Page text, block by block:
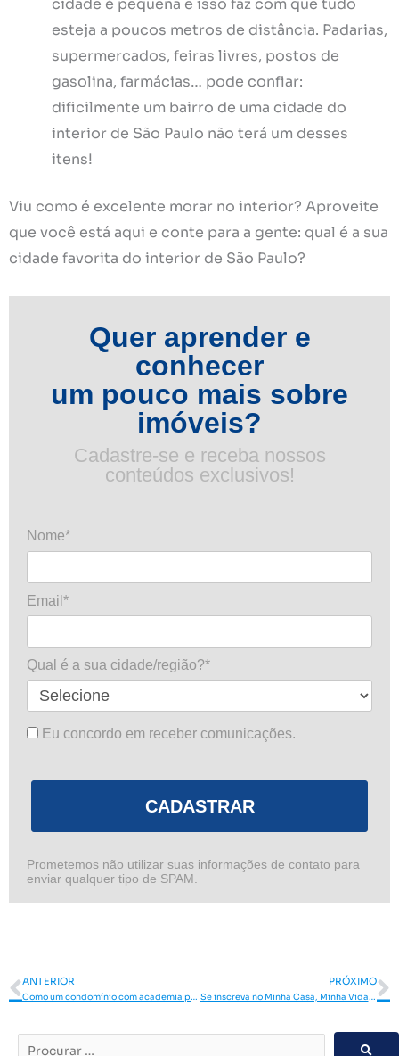
cidade é pequena e isso faz com que tudo
esteja a poucos metros de distância. Padarias,
supermercados, feiras livres, postos de
gasolina, farmácias… pode confiar:
dificilmente um bairro de uma cidade do
interior de São Paulo não terá um desses
itens!
Viu como é excelente morar no interior? Aproveite
que você está aqui e conte para a gente: qual é a sua
cidade favorita do interior de São Paulo?
Quer aprender e
conhecer
um pouco mais sobre
imóveis?
Cadastre-se e receba nossos
conteúdos exclusivos!
Nome*
Email*
Qual é a sua cidade/região?*
Eu concordo em receber comunicações.
CADASTRAR
Prometemos não utilizar suas informações de contato para
enviar qualquer tipo de SPAM.
Anterior
ANTERIOR
Como um condomínio com academia pode aumentar sua qualidade de vida
PRÓXIMO
Se inscreva no Minha Casa, Minha Vida e conquiste seu imóvel!
Procurar